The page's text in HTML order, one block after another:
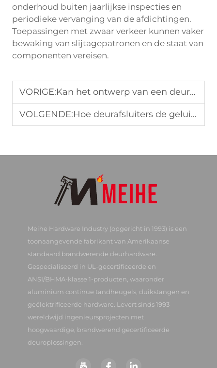
onderhoud buiten jaarlijkse inspecties en
periodieke vervanging van de afdichtingen.
Toepassingen met zwaar verkeer kunnen vaker
bewaking van slijtagepatronen en de staat van
componenten vereisen.
VORIGE:Kan het ontwerp van een deurdorpel warmteverlies bij entrees verminderen
VOLGENDE:Hoe deurafsluiters de geluidsisolatie op kantoor verbeteren
Meihe Hardware Industry (opgericht in 1993) is een
toonaangevende fabrikant van Amerikaanse
standaard brandwerende deurhardware.
Gespecialiseerd in UL-gecertificeerde en
ANSI/BHMA-klasse 1-producten, waaronder
aluminium continue tandheugels, duikstangen en
geëlektrificeerde hardware. Levert sinds 1993
wereldwijd ingenieursprojecten met
hoogwaardige, brandwerend gecertificeerde
deuroplossingen.